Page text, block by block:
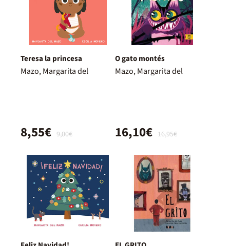
Teresa la princesa
Mazo, Margarita del
9,00€
8,55€
O gato montés
Mazo, Margarita del
16,95€
16,10€